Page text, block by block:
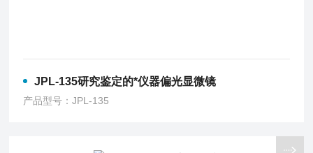
JPL-135研究鉴定的*仪器偏光显微镜
产品型号：JPL-135